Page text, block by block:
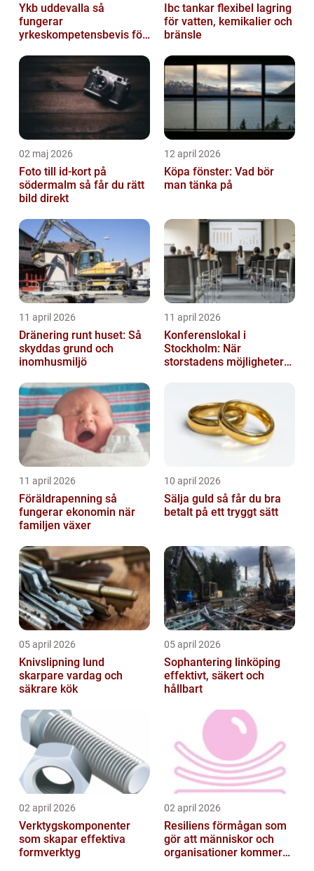
Ykb uddevalla så
fungerar
yrkeskompetensbevis för
Ibc tankar flexibel lagring
för vatten, kemikalier och
bränsle
02 maj 2026
Foto till id-kort på
södermalm så får du rätt
bild direkt
12 april 2026
Köpa fönster: Vad bör
man tänka på
11 april 2026
Dränering runt huset: Så
skyddas grund och
inomhusmiljö
11 april 2026
Konferenslokal i
Stockholm: När
storstadens möjligheter
11 april 2026
Föräldrapenning så
fungerar ekonomin när
familjen växer
10 april 2026
Sälja guld så får du bra
betalt på ett tryggt sätt
05 april 2026
Knivslipning lund
skarpare vardag och
säkrare kök
05 april 2026
Sophantering linköping
effektivt, säkert och
hållbart
02 april 2026
Verktygskomponenter
som skapar effektiva
formverktyg
02 april 2026
Resiliens förmågan som
gör att människor och
organisationer kommer